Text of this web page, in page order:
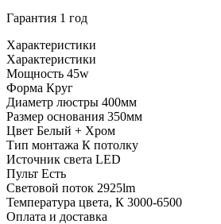
Гарантия 1 год
Характеристики
Характеристики
Мощность 45w
Форма Круг
Диаметр люстры 400мм
Размер основания 350мм
Цвет Белый + Хром
Тип монтажа К потолку
Источник света LED
Пульт Есть
Световой поток 2925lm
Температура цвета, К 3000-6500
Оплата и доставка